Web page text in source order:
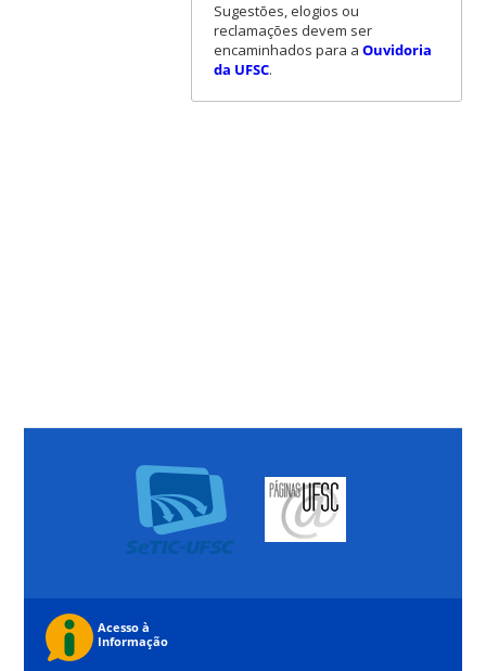
Sugestões, elogios ou
reclamações devem ser
encaminhados para a Ouvidoria
da UFSC.